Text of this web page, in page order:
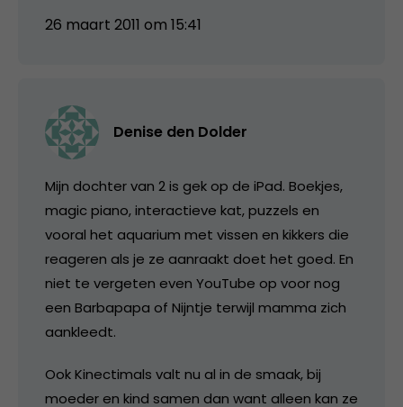
26 maart 2011 om 15:41
Denise den Dolder
Mijn dochter van 2 is gek op de iPad. Boekjes,
magic piano, interactieve kat, puzzels en
vooral het aquarium met vissen en kikkers die
reageren als je ze aanraakt doet het goed. En
niet te vergeten even YouTube op voor nog
een Barbapapa of Nijntje terwijl mamma zich
aankleedt.
Ook Kinectimals valt nu al in de smaak, bij
moeder en kind samen dan want alleen kan ze